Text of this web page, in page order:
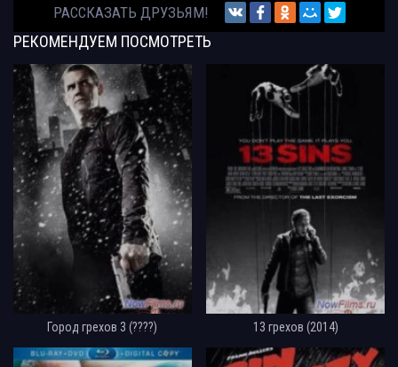
РАССКАЗАТЬ ДРУЗЬЯМ!
РЕКОМЕНДУЕМ ПОСМОТРЕТЬ
Город грехов 3 (????) 13 грехов (2014)